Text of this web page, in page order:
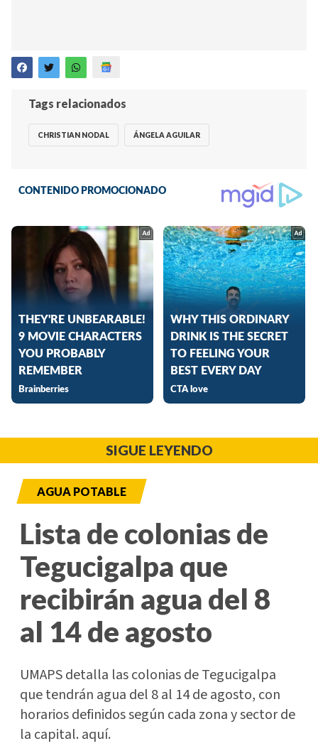
Tags relacionados
CHRISTIAN NODAL ÁNGELA AGUILAR
SIGUE LEYENDO
AGUA POTABLE
Lista de colonias de
Tegucigalpa que
recibirán agua del 8
al 14 de agosto
UMAPS detalla las colonias de Tegucigalpa
que tendrán agua del 8 al 14 de agosto, con
horarios definidos según cada zona y sector de
la capital. aquí.